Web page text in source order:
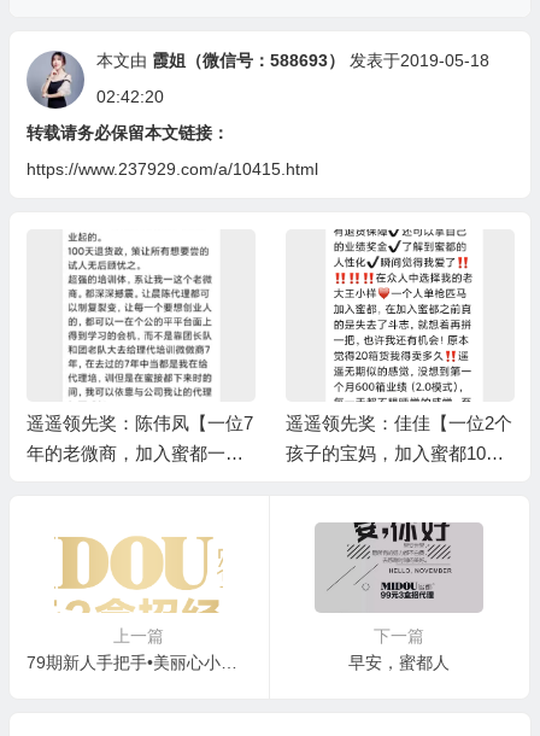
本文由 霞姐（微信号：588693）
发表于2019-05-18
02:42:20
转载请务必保留本文链接：
https://www.237929.com/a/10415.html
遥遥领先奖：陈伟凤【一位7
年的老微商，加入蜜都一个
遥遥领先奖：佳佳【一位2个
孩子的宝妈，加入蜜都10个
上一篇
79期新人手把手•美丽心小组沟通课程的重要性
下一篇
早安，蜜都人